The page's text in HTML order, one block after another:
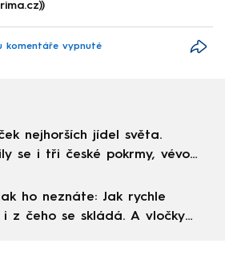
komentáře vypnuté
nejhorších jídel světa.
se i tři české pokrmy, vévodí
ho neznáte: Jak rychle
z čeho se skládá. A vločky